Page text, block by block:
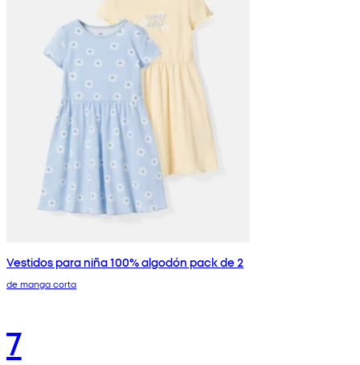
Vestidos para niña 100% algodón pack de 2
de manga corta
7